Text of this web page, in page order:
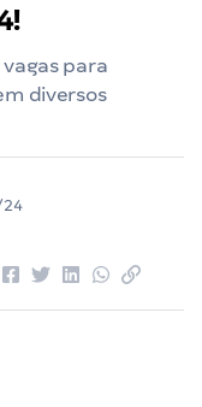
para
diversos